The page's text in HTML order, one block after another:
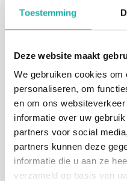
Toestemming
Deze website maakt
We gebruiken cookies
personaliseren, om
en om ons
informatie over uw
partners voor social
partners kunnen deze
informatie die u aan ze
verzameld op basis van
* Verplichte velden